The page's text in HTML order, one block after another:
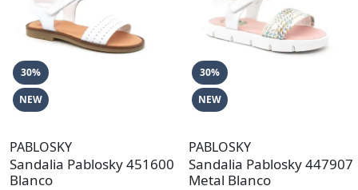
30%
NEW
PABLOSKY
Sandalia Pablosky 451600
Blanco
30%
NEW
PABLOSKY
Sandalia Pablosky 447907
Metal Blanco